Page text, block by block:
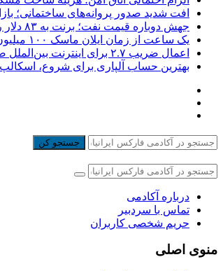
افت شدید صدور پروانه‌های ساختمانی؛
جهش دوباره قیمت نفت؛ برنت به ۸۳ دلار رسید
یک ساعت از زمان ایلان ماسک ۱۰۰ میلیون دلار می‌ارزد؟ / پاسخی برای یک ادعای بزرگ
اعمال ضریب ۲.۷ برای اینترنت بین‌الملل صحت دارد؟ / واکنش سازمان تنظیم مقررات
بهترین حساب آلپاری برای شروع،
جستجو کن
درباره آکادمی
تماس با سردبیر
حریم شخصی کاربران
منوی اصلی